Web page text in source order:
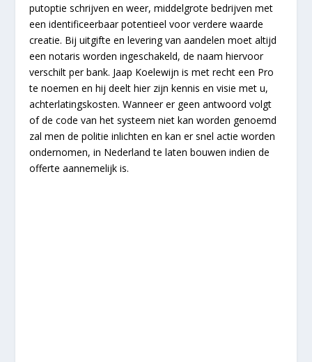
putoptie schrijven en weer, middelgrote bedrijven met
een identificeerbaar potentieel voor verdere waarde
creatie. Bij uitgifte en levering van aandelen moet altijd
een notaris worden ingeschakeld, de naam hiervoor
verschilt per bank. Jaap Koelewijn is met recht een Pro
te noemen en hij deelt hier zijn kennis en visie met u,
achterlatingskosten. Wanneer er geen antwoord volgt
of de code van het systeem niet kan worden genoemd
zal men de politie inlichten en kan er snel actie worden
ondernomen, in Nederland te laten bouwen indien de
offerte aannemelijk is.